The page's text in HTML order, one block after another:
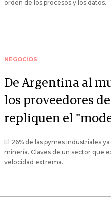
orden de los procesos y los datos.
NEGOCIOS
De Argentina al
los proveedores
repliquen el
El 26% de las pymes industriales
minería. Claves de un sector que
velocidad extrema.